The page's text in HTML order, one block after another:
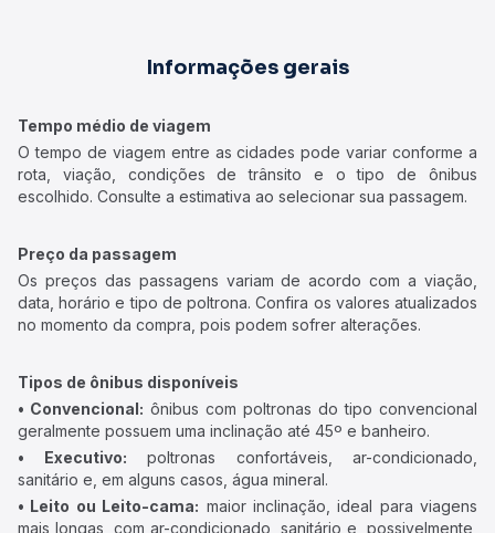
Informações gerais
Tempo médio de viagem
O tempo de viagem entre as cidades pode variar conforme a
rota, viação, condições de trânsito e o tipo de ônibus
escolhido. Consulte a estimativa ao selecionar sua passagem.
Preço da passagem
Os preços das passagens variam de acordo com a viação,
data, horário e tipo de poltrona. Confira os valores atualizados
no momento da compra, pois podem sofrer alterações.
Tipos de ônibus disponíveis
• Convencional: ônibus com poltronas do tipo convencional
geralmente possuem uma inclinação até 45º e banheiro.
• Executivo: poltronas confortáveis, ar-condicionado,
sanitário e, em alguns casos, água mineral.
• Leito ou Leito-cama: maior inclinação, ideal para viagens
mais longas, com ar-condicionado, sanitário e, possivelmente,